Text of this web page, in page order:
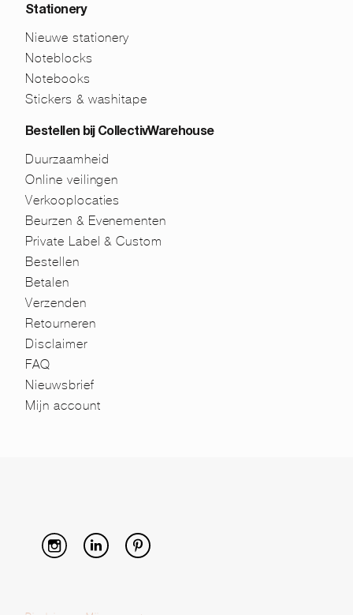
Stationery
Nieuwe stationery
Noteblocks
Notebooks
Stickers & washitape
Bestellen bij CollectivWarehouse
Duurzaamheid
Online veilingen
Verkooplocaties
Beurzen & Evenementen
Private Label & Custom
Bestellen
Betalen
Verzenden
Retourneren
Disclaimer
FAQ
Nieuwsbrief
Mijn account